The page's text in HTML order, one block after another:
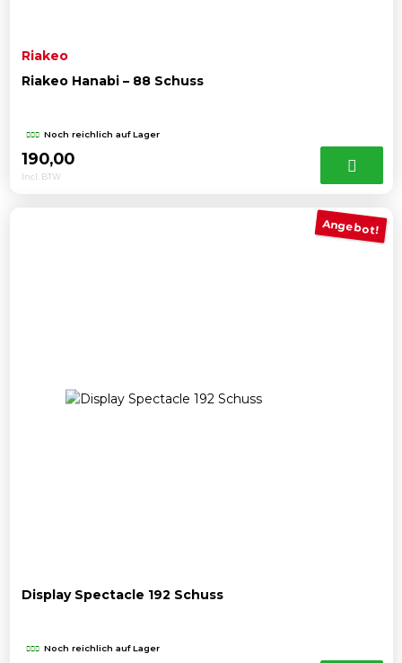
Riakeo
Riakeo Hanabi – 88 Schuss
Noch reichlich auf Lager
190,00
Incl. BTW
Angebot!
Display Spectacle 192 Schuss
Noch reichlich auf Lager